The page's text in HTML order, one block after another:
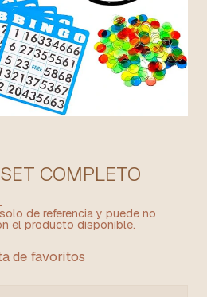
COMPLETO
de referencia y puede no
el producto disponible.
de favoritos